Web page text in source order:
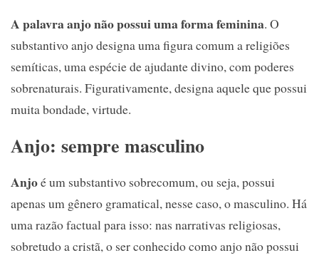
A palavra anjo não possui uma forma feminina. O
substantivo anjo designa uma figura comum a religiões
semíticas, uma espécie de ajudante divino, com poderes
sobrenaturais. Figurativamente, designa aquele que possui
muita bondade, virtude.
Anjo: sempre masculino
Anjoé um substantivo sobrecomum, ou seja, possui
apenas um gênero gramatical, nesse caso, o masculino. Há
uma razão factual para isso: nas narrativas religiosas,
sobretudo a cristã, o ser conhecido como anjo não possui